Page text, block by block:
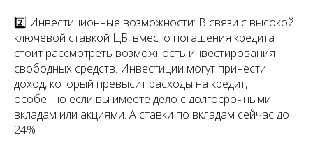
2️⃣ Инвестиционные возможности: В связи с высокой
ключевой ставкой ЦБ, вместо погашения кредита
стоит рассмотреть возможность инвестирования
свободных средств. Инвестиции могут принести
доход, который превысит расходы на кредит,
особенно если вы имеете дело с долгосрочными
вкладам или акциями. А ставки по вкладам сейчас до
24%